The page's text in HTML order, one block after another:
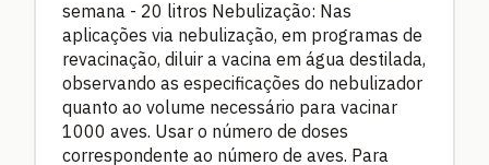
semana - 20 litros Nebulização: Nas
aplicações via nebulização, em programas de
revacinação, diluir a vacina em água destilada,
observando as especificações do nebulizador
quanto ao volume necessário para vacinar
1000 aves. Usar o número de doses
correspondente ao número de aves. Para